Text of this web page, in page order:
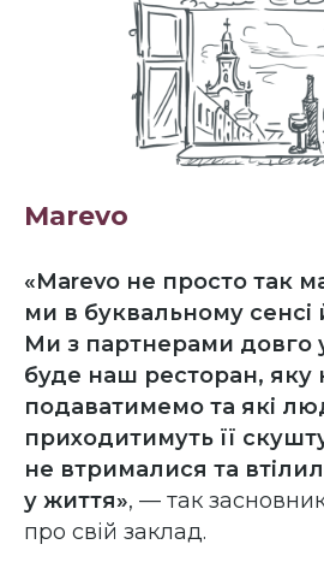
Marevo
«Marevo не просто так
ми в буквальному
Ми з партнерами довго
буде наш ресторан, яку
подаватимемо та які
приходитимуть її
не втрималися та
у життя», — так
про свій заклад.